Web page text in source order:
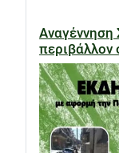
Αναγέννηση
περιβάλλον